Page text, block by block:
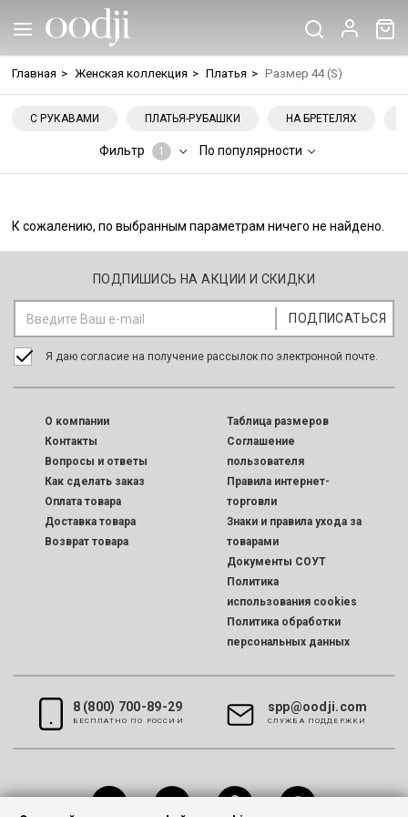
Главная > Женская коллекция > Платья > Размер 44 (S)
С РУКАВАМИ ПЛАТЬЯ-РУБАШКИ НА БРЕТЕЛЯХ
Фильтр 1 По популярности
К сожалению, по выбранным параметрам ничего не найдено.
ПОДПИШИСЬ НА АКЦИИ И СКИДКИ
Я даю согласие на получение рассылок по электронной почте.
O компании
Контакты
Вопросы и ответы
Как сделать заказ
Оплата товара
Доставка товара
Возврат товара
Таблица размеров
Соглашение
пользователя
Правила интернет-
торговли
Знаки и правила ухода за
товарами
Документы СОУТ
Политика
использования cookies
Политика обработки
персональных данных
8 (800) 700-89-29
БЕСПЛАТНО ПО РОССИИ
spp@oodji.com
CЛУЖБА ПОДДЕРЖКИ